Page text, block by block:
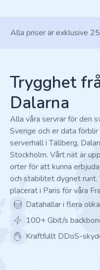
Alla priser är exklusive
Trygghet
Dalarna
Alla våra servrar för den
Sverige och er data
serverhall i Tällberg,
Stockholm. Vårt nät är
orter för att kunna
och stabilitet dygnet runt.
placerat i Paris för våra
Datahallar i flera
100+ Gbit/s
Kraftfullt DDoS-